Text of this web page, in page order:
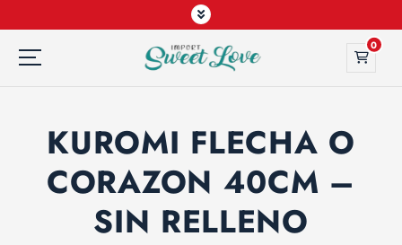
0
KUROMI FLECHA O
CORAZON 40CM –
SIN RELLENO